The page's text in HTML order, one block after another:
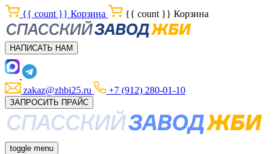
{{ count }} Корзина {{ count }} Корзина
НАПИСАТЬ НАМ
zakaz@zhbi25.ru +7 (912) 280-01-10
ЗАПРОСИТЬ ПРАЙС
toggle menu